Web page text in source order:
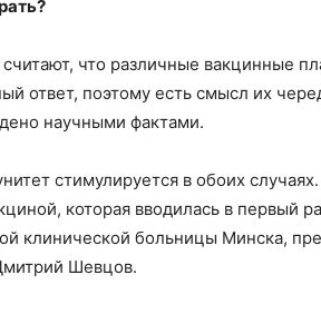
что различные вакцинные
ответ, поэтому есть смысл их
научными фактами.
стимулируется в обоих
которая вводилась в первый
клинической больницы Минска,
Шевцов.